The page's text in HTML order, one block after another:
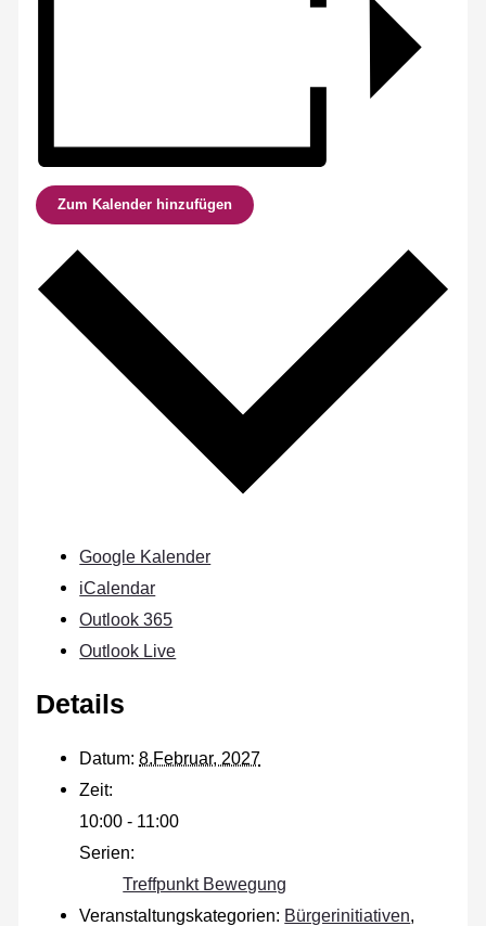
Zum Kalender hinzufügen
Google Kalender
iCalendar
Outlook 365
Outlook Live
Details
Datum: 8.Februar, 2027
Zeit:
10:00 - 11:00
Serien:
Treffpunkt Bewegung
Veranstaltungskategorien: Bürgerinitiativen,